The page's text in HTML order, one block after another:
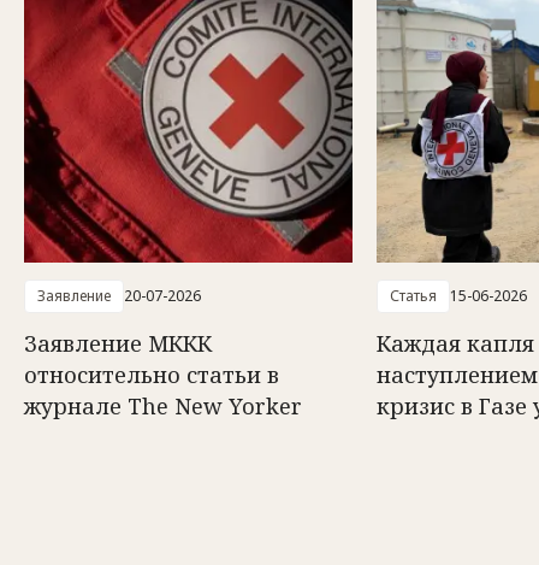
Заявление 20-07-2026
Заявление МККК
относительно статьи в
журнале The New Yorker
Статья 15-06-2026
Каждая капля
кризис в Газе